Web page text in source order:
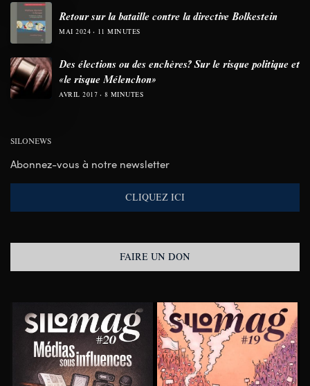
Retour sur la bataille contre la directive Bolkestein
MAI 2024 11 MINUTES
Des élections ou des enchères? Sur le risque politique et
«le risque Mélenchon»
AVRIL 2017 8 MINUTES
SILONEWS
Abonnez-vous à notre newsletter
CLIQUEZ ICI
FAIRE UN DON